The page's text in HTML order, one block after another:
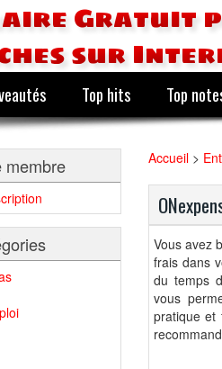
Gratuit
sur
Top hits Top
membre Accueil >
Vous avez
frais dans
du temps
vous
pratique et